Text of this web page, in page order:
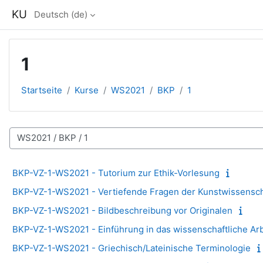
KU Deutsch ‎(de)‎
1
Startseite Kurse WS2021 BKP 1
Kursbereiche
BKP-VZ-1-WS2021 - Tutorium zur Ethik-Vorlesung
BKP-VZ-1-WS2021 - Vertiefende Fragen der
BKP-VZ-1-WS2021 - Bildbeschreibung vor Originalen
BKP-VZ-1-WS2021 - Einführung in das wissenschaftliche
BKP-VZ-1-WS2021 - Griechisch/Lateinische Terminologie